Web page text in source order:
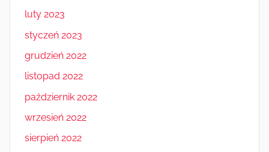
luty 2023
styczeń 2023
grudzień 2022
listopad 2022
październik 2022
wrzesień 2022
sierpień 2022